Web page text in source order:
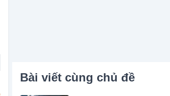
Bài viết cùng chủ đề